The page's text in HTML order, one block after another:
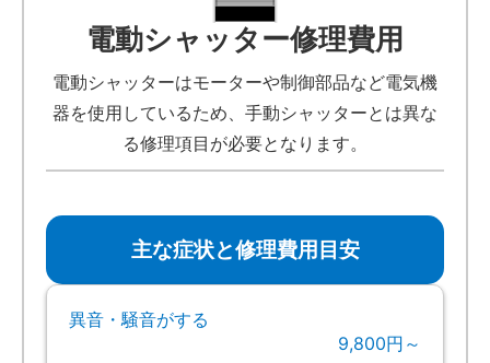
電動シャッター修理費用
電動シャッターはモーターや制御部品など電気機
器を使用しているため、手動シャッターとは異な
る修理項目が必要となります。
主な症状と修理費用目安
異音・騒音がする
9,800円～